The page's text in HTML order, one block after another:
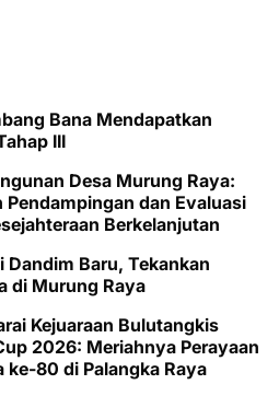
Bana Mendapatkan
III
Desa Murung Raya:
Pendampingan dan Evaluasi
Berkelanjutan
Baru, Tekankan
di Murung Raya
Kejuaraan Bulutangkis
2026: Meriahnya Perayaan
ke-80 di Palangka Raya